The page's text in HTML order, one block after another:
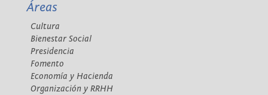
Áreas
Cultura
Bienestar Social
Presidencia
Fomento
Economía y Hacienda
Organización y RRHH